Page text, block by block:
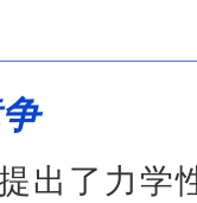
出了力学